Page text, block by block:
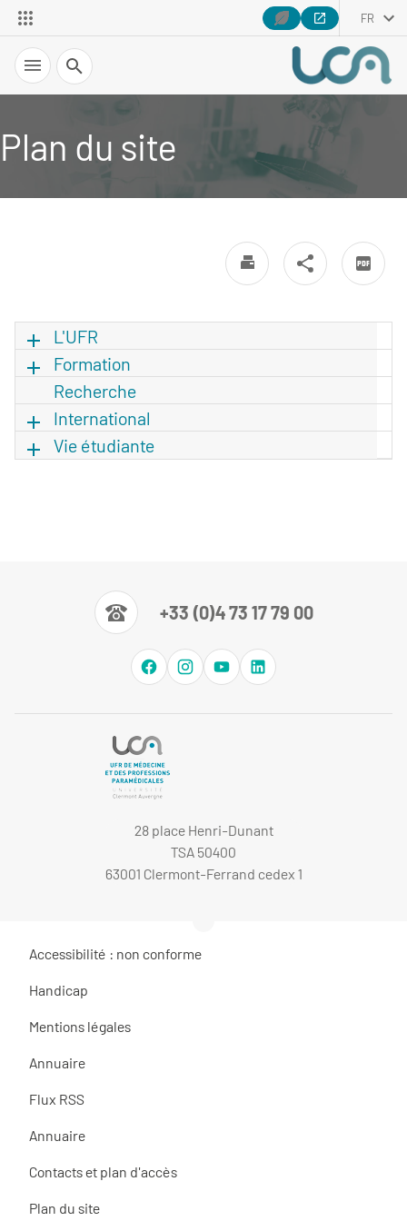
FR
Recherche
Plan du site
L'UFR
Formation
Recherche
International
Vie étudiante
+33 (0)4 73 17 79 00
28 place Henri-Dunant
TSA 50400
63001 Clermont-Ferrand cedex 1
Accessibilité : non conforme
Handicap
Mentions légales
Annuaire
Flux RSS
Annuaire
Contacts et plan d'accès
Plan du site